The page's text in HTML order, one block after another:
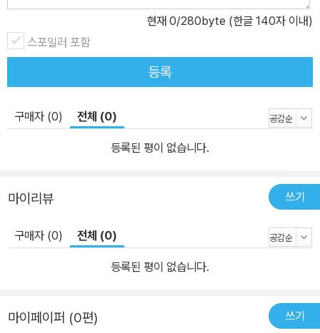
현재 0/280byte (한글 140자 이내)
스포일러 포함
등록
구매자 (0) 전체 (0)
등록된 평이 없습니다.
마이리뷰 쓰기
구매자 (0) 전체 (0)
등록된 평이 없습니다.
마이페이퍼 (0편) 쓰기